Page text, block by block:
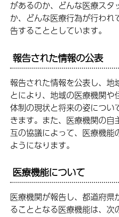
があるのか、どんな医療スタ
か、どんな医療行為が行わ
告することとしています。
報告された情報の公表
報告された情報を公表し、地
とにより、地域の医療機関
体制の現状と将来の姿につい
きます。また、医療機関の自
互の協議によって、医療機能
ようになります。
医療機能について
医療機関が報告し、都道府
ることとなる医療機能は、次